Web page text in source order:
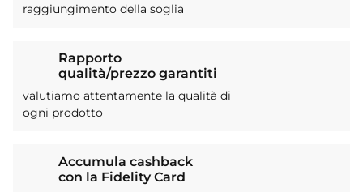
raggiungimento della soglia
Rapporto
qualità/prezzo garantiti
valutiamo attentamente la qualità di
ogni prodotto
Accumula cashback
con la Fidelity Card